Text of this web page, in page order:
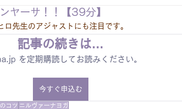
ヤーサ！！【39分】
先生のアジャストにも注目です。
記事の続きは…
を定期購読してお読みください。
今すぐ申込む
コツ ニルヴァーナヨガ